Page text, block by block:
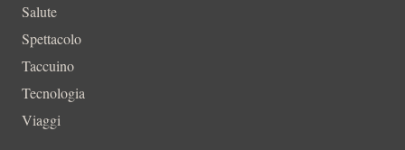
Salute
Spettacolo
Taccuino
Tecnologia
Viaggi